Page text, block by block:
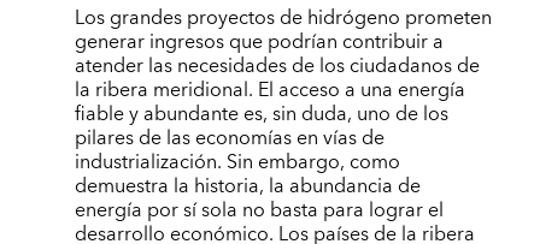
Los grandes proyectos de hidrógeno prometen
generar ingresos que podrían contribuir a
atender las necesidades de los ciudadanos de
la ribera meridional. El acceso a una energía
fiable y abundante es, sin duda, uno de los
pilares de las economías en vías de
industrialización. Sin embargo, como
demuestra la historia, la abundancia de
energía por sí sola no basta para lograr el
desarrollo económico. Los países de la ribera